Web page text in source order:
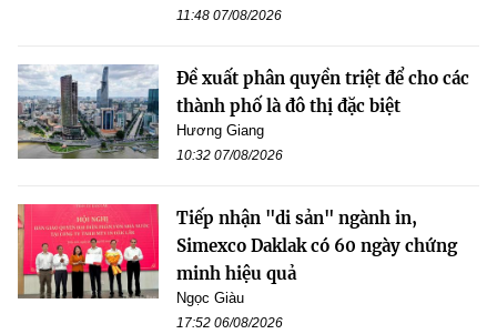
11:48 07/08/2026
Đề xuất phân quyền triệt để cho các
thành phố là đô thị đặc biệt
Hương Giang
10:32 07/08/2026
Tiếp nhận "di sản" ngành in,
Simexco Daklak có 60 ngày chứng
minh hiệu quả
Ngọc Giàu
17:52 06/08/2026